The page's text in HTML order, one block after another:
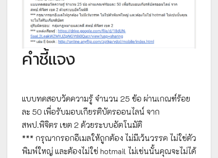
คำชี้แจง
แบบทดสอบวัดความรู้ จำนวน 25 ข้อ ผ่านเกณฑ์ร้อย
ละ 50 เพื่อรับมอบเกียรติบัตรออนไลน์ จาก
สพป.พิจิตร เขต 2 ด้วยระบบอัตโนมัติ
*** กรุณากรอกอีเมลให้ถูกต้อง ไม่มีเว้นวรรค ไม่ใช่ตัว
พิมพ์ใหญ่ และต้องไม่ใช่ hotmail ไม่เช่นนั้นคุณจะไม่ได้